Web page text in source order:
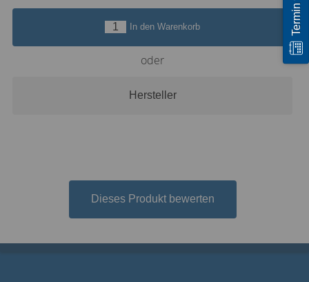
In den Warenkorb
oder
Hersteller
Dieses Produkt bewerten